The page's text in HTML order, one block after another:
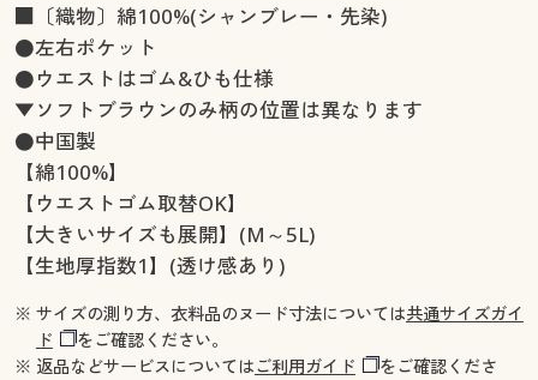
■〔織物〕綿100%(シャンブレー・先染)
●左右ポケット
●ウエストはゴム&ひも仕様
▼ソフトブラウンのみ柄の位置は異なります
●中国製
【綿100%】
【ウエストゴム取替OK】
【大きいサイズも展開】(M～5L)
【生地厚指数1】(透け感あり)
※ サイズの測り方、衣料品のヌード寸法については共通サイズガイ
ド
をご確認ください。
※ 返品などサービスについてはご利用ガイド
をご確認くださ